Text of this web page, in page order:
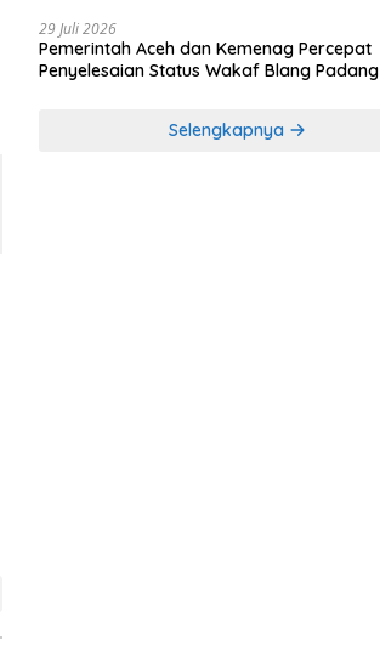
29 Juli 2026
Pemerintah Aceh dan Kemenag Percepat
Penyelesaian Status Wakaf Blang Padang
Selengkapnya